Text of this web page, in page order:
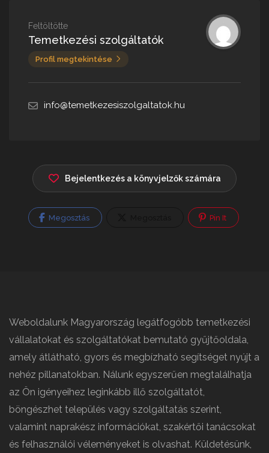
Feltöltötte
Temetkezési szolgáltatók
Profil megtekintése
info@temetkezesiszolgaltatok.hu
Bejelentkezés a könyvjelzők számára
Megosztás Pin It
Weboldalunk Magyarország legátfogóbb temetkezési
vállalatokat és szolgáltatókat bemutató gyűjtőoldala,
amely átlátható, gyors és megbízható segítséget nyújt a
nehéz pillanatokban. Nálunk egyszerűen megtalálhatja
az Ön igényeihez leginkább illő szolgáltatót,
böngészhet település vagy szolgáltatás szerint,
valamint naprakész információkat, szakértői tanácsokat
és felhasználói véleményeket is olvashat. Küldetésünk,